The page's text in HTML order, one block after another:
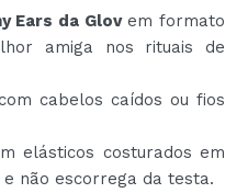
Ears da Glovem formato
amiga nos rituais de
cabelos caídos ou fios
elásticos costurados em
não escorrega da testa.